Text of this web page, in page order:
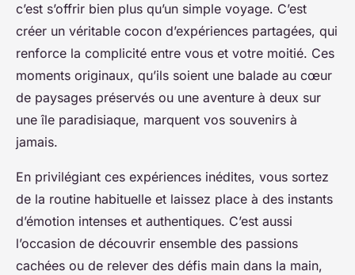
c’est s’offrir bien plus qu’un simple voyage. C’est
créer un véritable cocon d’expériences partagées, qui
renforce la complicité entre vous et votre moitié. Ces
moments originaux, qu’ils soient une balade au cœur
de paysages préservés ou une aventure à deux sur
une île paradisiaque, marquent vos souvenirs à
jamais.
En privilégiant ces expériences inédites, vous sortez
de la routine habituelle et laissez place à des instants
d’émotion intenses et authentiques. C’est aussi
l’occasion de découvrir ensemble des passions
cachées ou de relever des défis main dans la main,